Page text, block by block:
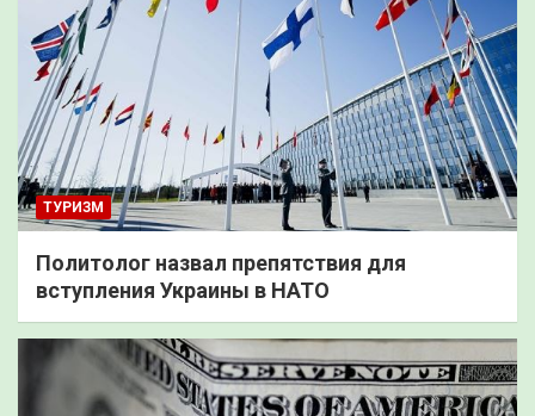
ТУРИЗМ
Политолог назвал препятствия для
вступления Украины в НАТО